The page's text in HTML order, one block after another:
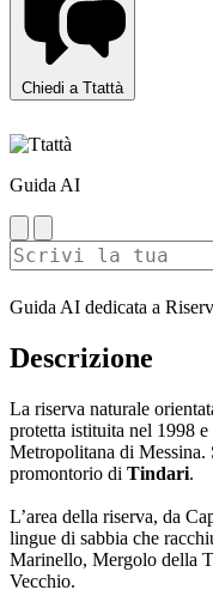
Chiedi a Ttattà
Guida AI
Guida AI dedicata a
Descrizione
La riserva naturale
protetta istituita nel 1998
Metropolitana di Messina.
promontorio di Tindari.
L’area della riserva, da
lingue di sabbia che
Marinello, Mergolo della
Vecchio.